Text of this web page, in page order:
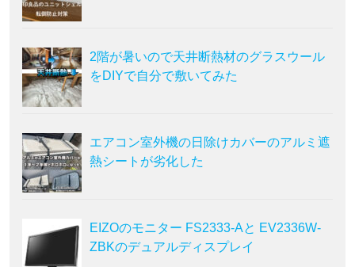
2階が暑いので天井断熱材のグラスウール
をDIYで自分で敷いてみた
エアコン室外機の日除けカバーのアルミ遮
熱シートが劣化した
EIZOのモニター FS2333-Aと EV2336W-
ZBKのデュアルディスプレイ